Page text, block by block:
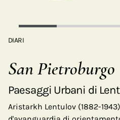
DIARI
San Pietroburgo
Paesaggi Urbani di
Aristarkh Lentulov (1882-